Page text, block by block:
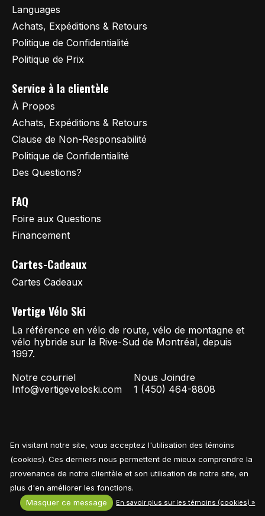
Languages
Achats, Expéditions & Retours
Politique de Confidentialité
Politique de Prix
Service à la clientèle
À Propos
Achats, Expéditions & Retours
Clause de Non-Responsabilité
Politique de Confidentialité
Des Questions?
FAQ
Foire aux Questions
Financement
Cartes-Cadeaux
Cartes Cadeaux
Vertige Vélo Ski
La référence en vélo de route, vélo de montagne et
vélo hybride sur la Rive-Sud de Montréal, depuis
1997.
Notre courriel
Info@vertigeveloski.com
Nous Joindre
1 (450) 464-8808
© Copyright 2026 Vertige Vélo Ski
En visitant notre site, vous acceptez l'utilisation des témoins
(cookies). Ces derniers nous permettent de mieux comprendre la
provenance de notre clientèle et son utilisation de notre site, en
plus d'en améliorer les fonctions.
Masquer ce message
En savoir plus sur les témoins (cookies) »